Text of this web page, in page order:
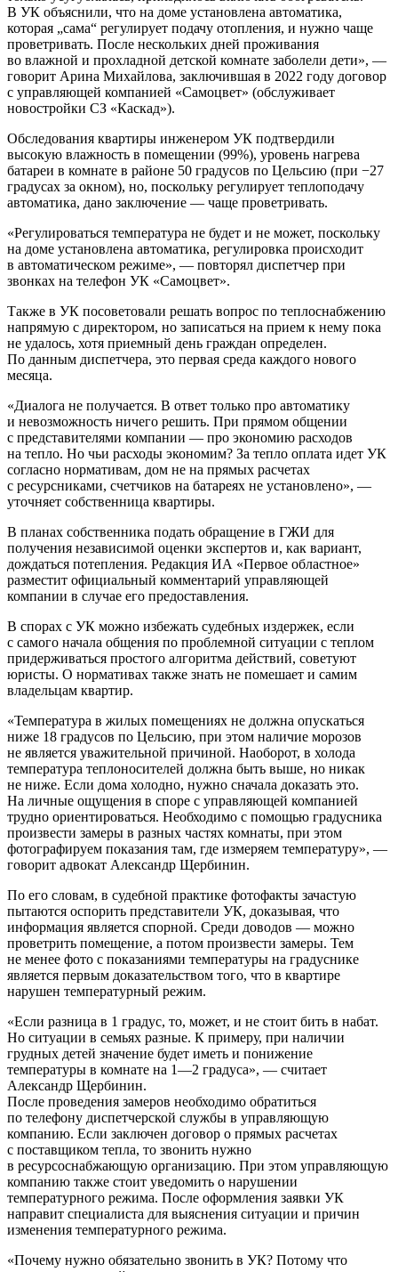
В УК объяснили, что на доме установлена автоматика,
которая „сама“ регулирует подачу отопления, и нужно чаще
проветривать. После нескольких дней проживания
во влажной и прохладной детской комнате заболели дети», —
говорит Арина Михайлова, заключившая в 2022 году договор
с управляющей компанией «Самоцвет» (обслуживает
новостройки СЗ «Каскад»).
Обследования квартиры инженером УК подтвердили
высокую влажность в помещении (99%), уровень нагрева
батареи в комнате в районе 50 градусов по Цельсию (при −27
градусах за окном), но, поскольку регулирует теплоподачу
автоматика, дано заключение — чаще проветривать.
«Регулироваться температура не будет и не может, поскольку
на доме установлена автоматика, регулировка происходит
в автоматическом режиме», — повторял диспетчер при
звонках на телефон УК «Самоцвет».
Также в УК посоветовали решать вопрос по теплоснабжению
напрямую с директором, но записаться на прием к нему пока
не удалось, хотя приемный день граждан определен.
По данным диспетчера, это первая среда каждого нового
месяца.
«Диалога не получается. В ответ только про автоматику
и невозможность ничего решить. При прямом общении
с представителями компании — про экономию расходов
на тепло. Но чьи расходы экономим? За тепло оплата идет УК
согласно нормативам, дом не на прямых расчетах
с ресурсниками, счетчиков на батареях не установлено», —
уточняет собственница квартиры.
В планах собственника подать обращение в ГЖИ для
получения независимой оценки экспертов и, как вариант,
дождаться потепления. Редакция ИА «Первое областное»
разместит официальный комментарий управляющей
компании в случае его предоставления.
В спорах с УК можно избежать судебных издержек, если
с самого начала общения по проблемной ситуации с теплом
придерживаться простого алгоритма действий, советуют
юристы. О нормативах также знать не помешает и самим
владельцам квартир.
«Температура в жилых помещениях не должна опускаться
ниже 18 градусов по Цельсию, при этом наличие морозов
не является уважительной причиной. Наоборот, в холода
температура теплоносителей должна быть выше, но никак
не ниже. Если дома холодно, нужно сначала доказать это.
На личные ощущения в споре с управляющей компанией
трудно ориентироваться. Необходимо с помощью градусника
произвести замеры в разных частях комнаты, при этом
фотографируем показания там, где измеряем температуру», —
говорит адвокат Александр Щербинин.
По его словам, в судебной практике фотофакты зачастую
пытаются оспорить представители УК, доказывая, что
информация является спорной. Среди доводов — можно
проветрить помещение, а потом произвести замеры. Тем
не менее фото с показаниями температуры на градуснике
является первым доказательством того, что в квартире
нарушен температурный режим.
«Если разница в 1 градус, то, может, и не стоит бить в набат.
Но ситуации в семьях разные. К примеру, при наличии
грудных детей значение будет иметь и понижение
температуры в комнате на 1—2 градуса», — считает
Александр Щербинин.
После проведения замеров необходимо обратиться
по телефону диспетчерской службы в управляющую
компанию. Если заключен договор о прямых расчетах
с поставщиком тепла, то звонить нужно
в ресурсоснабжающую организацию. При этом управляющую
компанию также стоит уведомить о нарушении
температурного режима. После оформления заявки УК
направит специалиста для выяснения ситуации и причин
изменения температурного режима.
«Почему нужно обязательно звонить в УК? Потому что